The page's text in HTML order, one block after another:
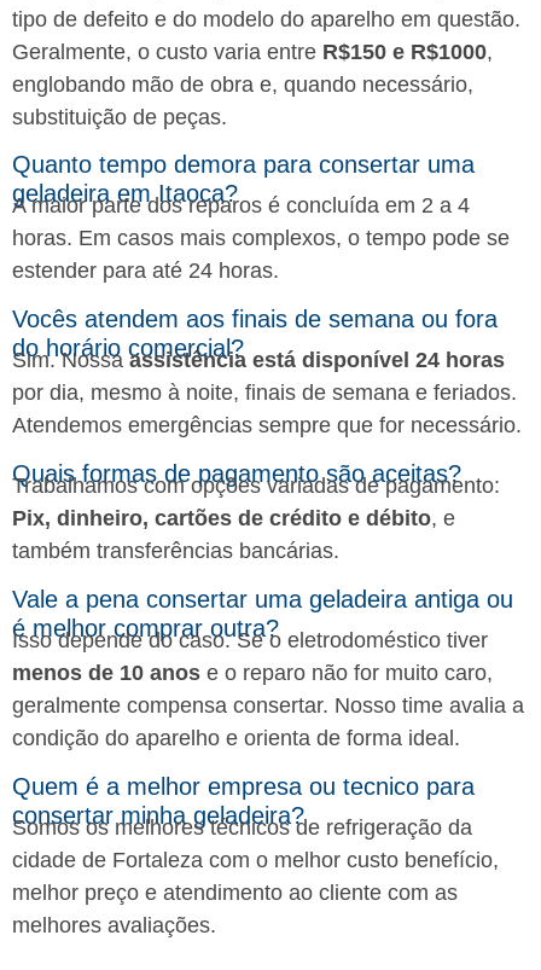
tipo de defeito e do modelo do aparelho em questão.
Geralmente, o custo varia entre R$150 e R$1000,
englobando mão de obra e, quando necessário,
substituição de peças.
Quanto tempo demora para consertar uma
geladeira em Itaoca?
A maior parte dos reparos é concluída em 2 a 4
horas. Em casos mais complexos, o tempo pode se
estender para até 24 horas.
Vocês atendem aos finais de semana ou fora
do horário comercial?
Sim. Nossa assistência está disponível 24 horas
por dia, mesmo à noite, finais de semana e feriados.
Atendemos emergências sempre que for necessário.
Quais formas de pagamento são aceitas?
Trabalhamos com opções variadas de pagamento:
Pix, dinheiro, cartões de crédito e débito, e
também transferências bancárias.
Vale a pena consertar uma geladeira antiga ou
é melhor comprar outra?
Isso depende do caso. Se o eletrodoméstico tiver
menos de 10 anos e o reparo não for muito caro,
geralmente compensa consertar. Nosso time avalia a
condição do aparelho e orienta de forma ideal.
Quem é a melhor empresa ou tecnico para
consertar minha geladeira?
Somos os melhores técnicos de refrigeração da
cidade de Fortaleza com o melhor custo benefício,
melhor preço e atendimento ao cliente com as
melhores avaliações.